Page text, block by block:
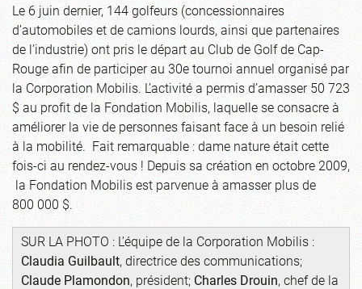
Le 6 juin dernier, 144 golfeurs (concessionnaires
d’automobiles et de camions lourds, ainsi que partenaires
de l’industrie) ont pris le départ au Club de Golf de Cap-
Rouge afin de participer au 30e tournoi annuel organisé par
la Corporation Mobilis. L’activité a permis d’amasser 50 723
$ au profit de la Fondation Mobilis, laquelle se consacre à
améliorer la vie de personnes faisant face à un besoin relié
à la mobilité. Fait remarquable : dame nature était cette
fois-ci au rendez-vous ! Depuis sa création en octobre 2009,
la Fondation Mobilis est parvenue à amasser plus de
800 000 $.
SUR LA PHOTO : L’équipe de la Corporation Mobilis :
Claudia Guilbault, directrice des communications;
Claude Plamondon, président; Charles Drouin, chef de la